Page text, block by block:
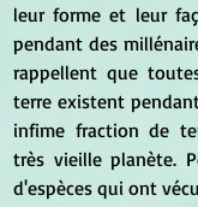
leur forme et leur
pendant des
rappellent que
terre existent
infime fraction de
très vieille planète.
d'espèces qui ont